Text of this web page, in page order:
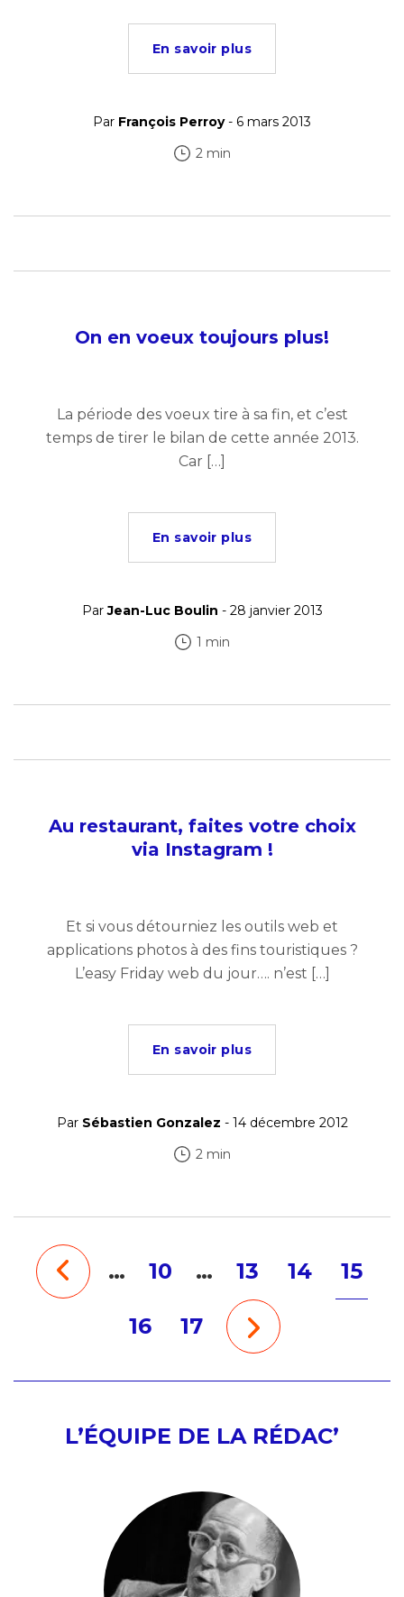
En savoir plus
Par François Perroy- 6 mars 2013
2 min
On en voeux toujours plus!
La période des voeux tire à sa fin, et c’est
temps de tirer le bilan de cette année 2013.
Car […]
En savoir plus
ParJean-Luc Boulin - 28 janvier 2013
1 min
Au restaurant, faites votre choix
via Instagram !
Et si vous détourniez les outils web et
applications photos à des fins touristiques ?
L’easy Friday web du jour…. n’est […]
En savoir plus
Par Sébastien Gonzalez - 14 décembre 2012
2 min
… 10 … 13 14 15
16 17
L’ÉQUIPE DE LA RÉDAC’